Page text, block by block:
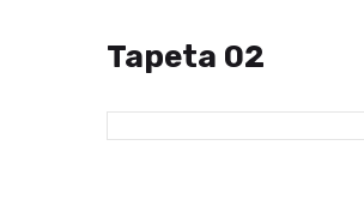
Tapeta 02